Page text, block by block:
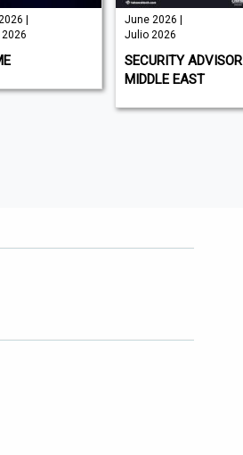
|
June 2026 |
Julio 2026
SECURITY ADVISOR
MIDDLE EAST